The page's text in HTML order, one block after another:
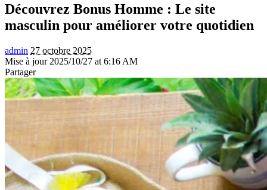
Découvrez Bonus Homme : Le site
masculin pour améliorer votre quotidien
admin 27 octobre 2025
Mise à jour 2025/10/27 at 6:16 AM
Partager